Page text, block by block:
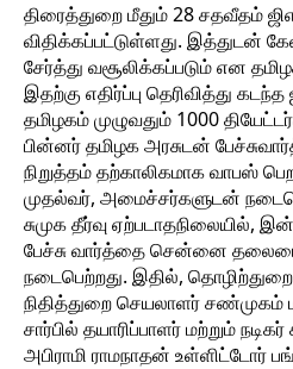
திரைத்துறை மீதும் 28 சதவீதம்
விதிக்கப்பட்டுள்ளது. இத்துடன்
சேர்த்து வசூலிக்கப்படும் என
இதற்கு எதிர்ப்பு தெரிவித்து
தமிழகம் முழுவதும் 1000
பின்னர் தமிழக அரசுடன்
நிறுத்தம் தற்காலிகமாக வாபஸ்
முதல்வர், அமைச்சர்களுடன்
சுமுக தீர்வு ஏற்படாதநிலையில்,
பேச்சு வார்த்தை சென்னை
நடைபெற்றது. இதில்,
நிதித்துறை செயலாளர் சண்முகம்
சார்பில் தயாரிப்பாளர் மற்றும்
அபிராமி ராமநாதன் உள்ளிட்டோர்